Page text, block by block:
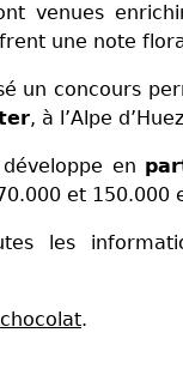
venues
une note
un concours
, à l’Alpe
en
et 150.000
les
.